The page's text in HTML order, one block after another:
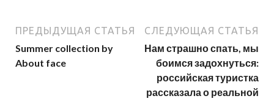
ПРЕДЫДУЩАЯ СТАТЬЯ
Summer collection by
About face
СЛЕДУЮЩАЯ СТАТЬЯ
Нам страшно спать, мы
боимся задохнуться:
российская туристка
рассказала о реальной